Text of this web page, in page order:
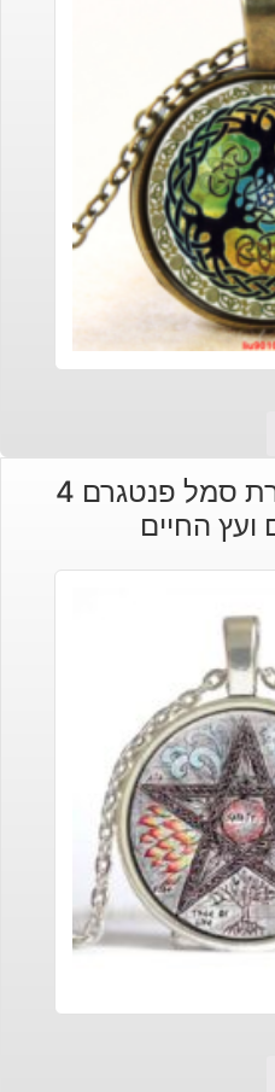
ויקה: תליון ושרשרת סמל פנטגרם 4
החיים